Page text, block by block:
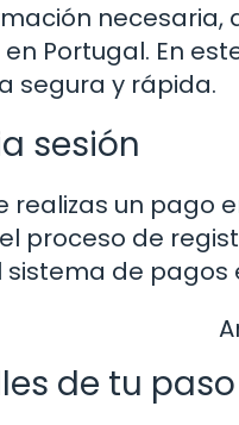
Portugal. En
segura y rápida.
sesión
realizas un pago
proceso de
de pagos
de tu